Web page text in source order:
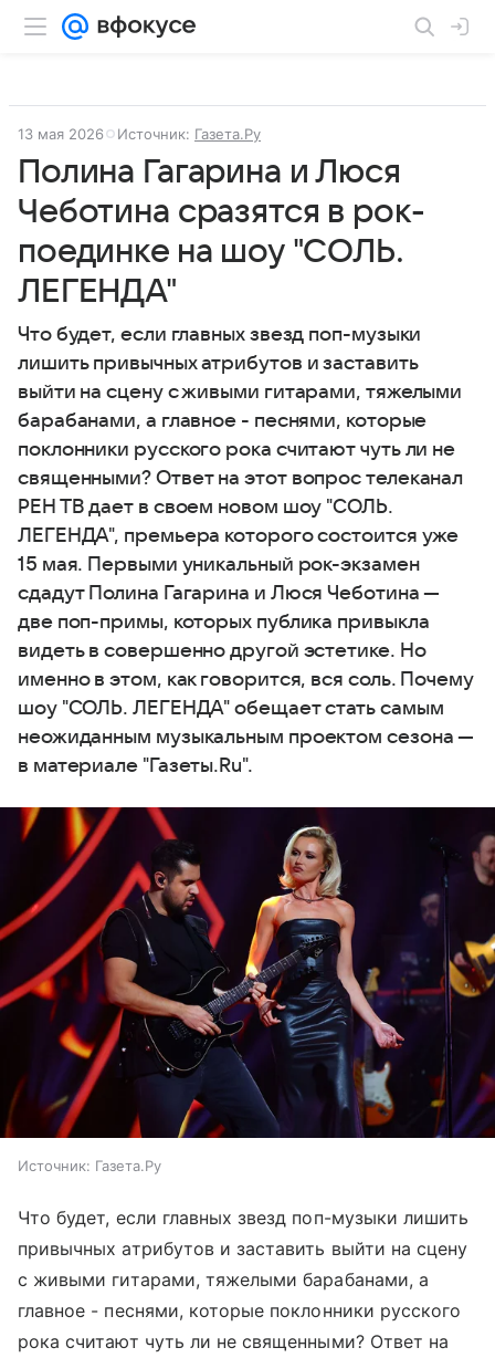
13 мая 2026 Источник: Газета.Ру
Полина Гагарина и Люся
Чеботина сразятся в рок-
поединке на шоу "СОЛЬ.
ЛЕГЕНДА"
Что будет, если главных звезд поп-музыки
лишить привычных атрибутов и заставить
выйти на сцену с живыми гитарами, тяжелыми
барабанами, а главное - песнями, которые
поклонники русского рока считают чуть ли не
священными? Ответ на этот вопрос телеканал
РЕН ТВ дает в своем новом шоу "СОЛЬ.
ЛЕГЕНДА", премьера которого состоится уже
15 мая. Первыми уникальный рок-экзамен
сдадут Полина Гагарина и Люся Чеботина —
две поп-примы, которых публика привыкла
видеть в совершенно другой эстетике. Но
именно в этом, как говорится, вся соль. Почему
шоу "СОЛЬ. ЛЕГЕНДА" обещает стать самым
неожиданным музыкальным проектом сезона —
в материале "Газеты.Ru".
Источник: Газета.Ру
Что будет, если главных звезд поп-музыки лишить
привычных атрибутов и заставить выйти на сцену
с живыми гитарами, тяжелыми барабанами, а
главное - песнями, которые поклонники русского
рока считают чуть ли не священными? Ответ на